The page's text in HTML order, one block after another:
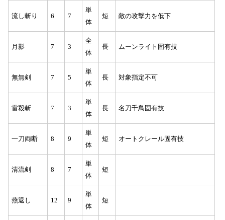
流し斬り 6 7
単
体
短 敵の攻撃力を低下
月影 7 3
全
体
長 ムーンライト固有技
無無剣 7 5
単
体
長 対象指定不可
雷殺斬 7 3
単
体
長 名刀千鳥固有技
一刀両断 8 9
単
体
短 オートクレール固有技
清流剣 8 7
単
体
短
燕返し 12 9
単
体
短